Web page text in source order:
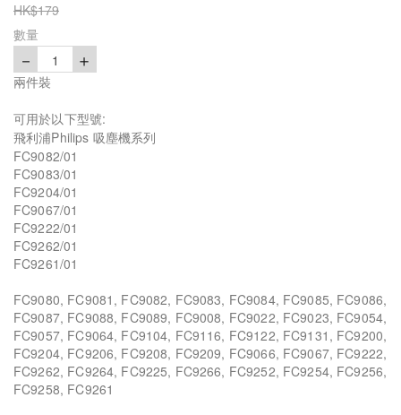
HK$179
數量
－ 1 ＋
兩件裝
可用於以下型號:
飛利浦Philips 吸塵機系列
FC9082/01
FC9083/01
FC9204/01
FC9067/01
FC9222/01
FC9262/01
FC9261/01
FC9080, FC9081, FC9082, FC9083, FC9084, FC9085, FC9086,
FC9087, FC9088, FC9089, FC9008, FC9022, FC9023, FC9054,
FC9057, FC9064, FC9104, FC9116, FC9122, FC9131, FC9200,
FC9204, FC9206, FC9208, FC9209, FC9066, FC9067, FC9222,
FC9262, FC9264, FC9225, FC9266, FC9252, FC9254, FC9256,
FC9258, FC9261